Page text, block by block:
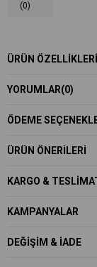
(0)
ÜRÜN ÖZELLIKLERI
YORUMLAR(0)
ÖDEME
ÜRÜN ÖNERILERI
KARGO &
KAMPANYALAR
DEĞIŞIM & İADE